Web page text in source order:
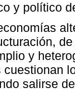
y político
y
cuestionan
salirse